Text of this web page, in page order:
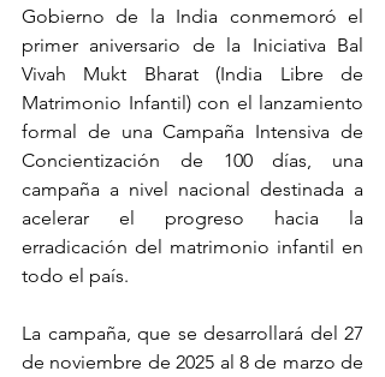
Gobierno de la India conmemoró el
primer aniversario de la Iniciativa Bal
Vivah Mukt Bharat (India Libre de
Matrimonio Infantil) con el lanzamiento
formal de una Campaña Intensiva de
Concientización de 100 días, una
campaña a nivel nacional destinada a
acelerar el progreso hacia la
erradicación del matrimonio infantil en
todo el país.
La campaña, que se desarrollará del 27
de noviembre de 2025 al 8 de marzo de